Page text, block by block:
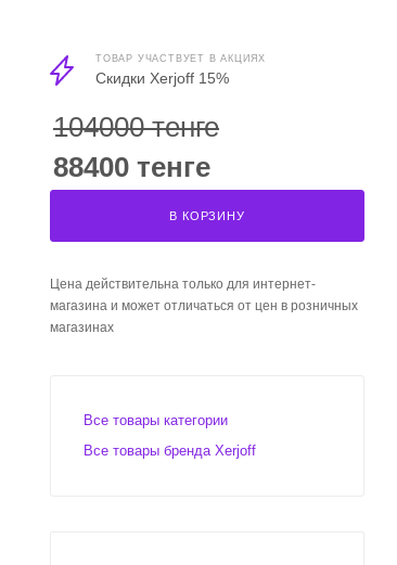
ТОВАР УЧАСТВУЕТ В АКЦИЯХ
Скидки Xerjoff 15%
104000 тенге
88400 тенге
В КОРЗИНУ
Цена действительна только для интернет-
магазина и может отличаться от цен в розничных
магазинах
Все товары категории
Все товары бренда Xerjoff